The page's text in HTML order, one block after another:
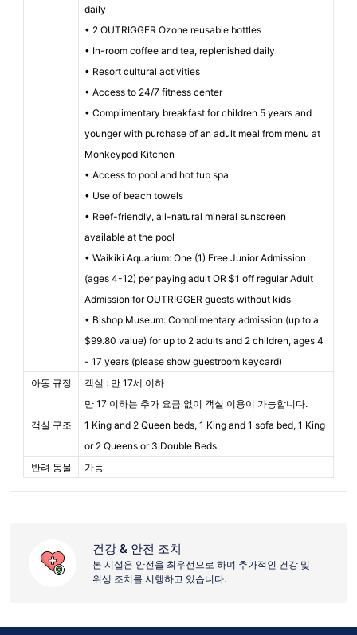
daily
• 2 OUTRIGGER Ozone reusable bottles
• In-room coffee and tea, replenished daily
• Resort cultural activities
• Access to 24/7 fitness center
• Complimentary breakfast for children 5 years and
younger with purchase of an adult meal from menu at
Monkeypod Kitchen
• Access to pool and hot tub spa
• Use of beach towels
• Reef-friendly, all-natural mineral sunscreen
available at the pool
• Waikiki Aquarium: One (1) Free Junior Admission
(ages 4-12) per paying adult OR $1 off regular Adult
Admission for OUTRIGGER guests without kids
• Bishop Museum: Complimentary admission (up to a
$99.80 value) for up to 2 adults and 2 children, ages 4
- 17 years (please show guestroom keycard)
아동 규정
객실 : 만 17세 이하
만 17 이하는 추가 요금 없이 객실 이용이 가능합니다.
객실 구조
1 King and 2 Queen beds, 1 King and 1 sofa bed, 1 King
or 2 Queens or 3 Double Beds
반려 동물
가능
건강 & 안전 조치
본 시설은 안전을 최우선으로 하며 추가적인 건강 및
위생 조치를 시행하고 있습니다.